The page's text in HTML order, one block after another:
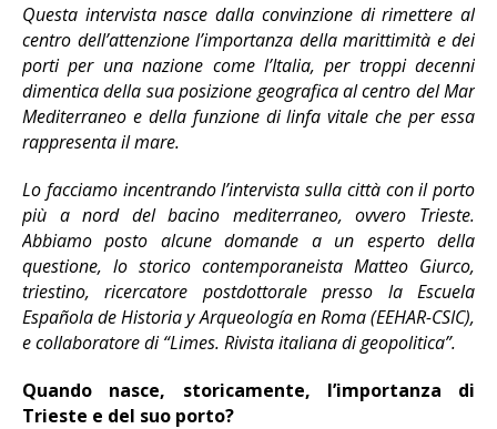
Questa intervista nasce dalla convinzione di rimettere al
centro dell’attenzione l’importanza della marittimità e dei
porti per una nazione come l’Italia, per troppi decenni
dimentica della sua posizione geografica al centro del Mar
Mediterraneo e della funzione di linfa vitale che per essa
rappresenta il mare.
Lo facciamo incentrando l’intervista sulla città con il porto
più a nord del bacino mediterraneo, ovvero Trieste.
Abbiamo posto alcune domande a un esperto della
questione, lo storico contemporaneista Matteo Giurco,
triestino, ricercatore postdottorale presso la Escuela
Española de Historia y Arqueología en Roma (EEHAR-CSIC),
e collaboratore di “Limes. Rivista italiana di geopolitica”.
Quando nasce, storicamente, l’importanza di
Trieste e del suo porto?